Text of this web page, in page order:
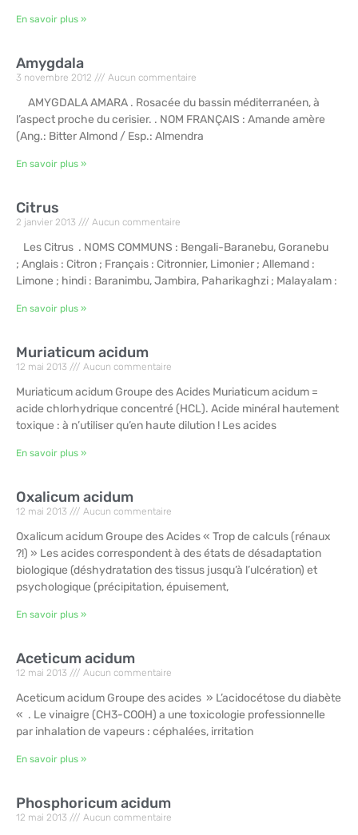
En savoir plus »
Amygdala
3 novembre 2012 Aucun commentaire
AMYGDALA AMARA . Rosacée du bassin méditerranéen, à
l’aspect proche du cerisier. . NOM FRANÇAIS : Amande amère
(Ang.: Bitter Almond / Esp.: Almendra
En savoir plus »
Citrus
2 janvier 2013 Aucun commentaire
Les Citrus . NOMS COMMUNS : Bengali-Baranebu, Goranebu
; Anglais : Citron ; Français : Citronnier, Limonier ; Allemand :
Limone ; hindi : Baranimbu, Jambira, Paharikaghzi ; Malayalam :
En savoir plus »
Muriaticum acidum
12 mai 2013 Aucun commentaire
Muriaticum acidum Groupe des Acides Muriaticum acidum =
acide chlorhydrique concentré (HCL). Acide minéral hautement
toxique : à n’utiliser qu’en haute dilution ! Les acides
En savoir plus »
Oxalicum acidum
12 mai 2013 Aucun commentaire
Oxalicum acidum Groupe des Acides « Trop de calculs (rénaux
?!) » Les acides correspondent à des états de désadaptation
biologique (déshydratation des tissus jusqu’à l’ulcération) et
psychologique (précipitation, épuisement,
En savoir plus »
Aceticum acidum
12 mai 2013 Aucun commentaire
Aceticum acidum Groupe des acides » L’acidocétose du diabète
« . Le vinaigre (CH3-COOH) a une toxicologie professionnelle
par inhalation de vapeurs : céphalées, irritation
En savoir plus »
Phosphoricum acidum
12 mai 2013 Aucun commentaire